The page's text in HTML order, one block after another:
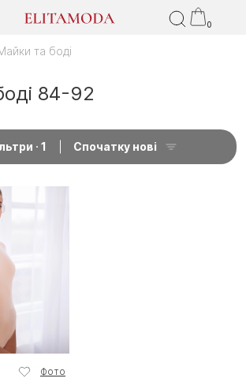
0
та боді
84-92
1 Спочатку нові
Фото